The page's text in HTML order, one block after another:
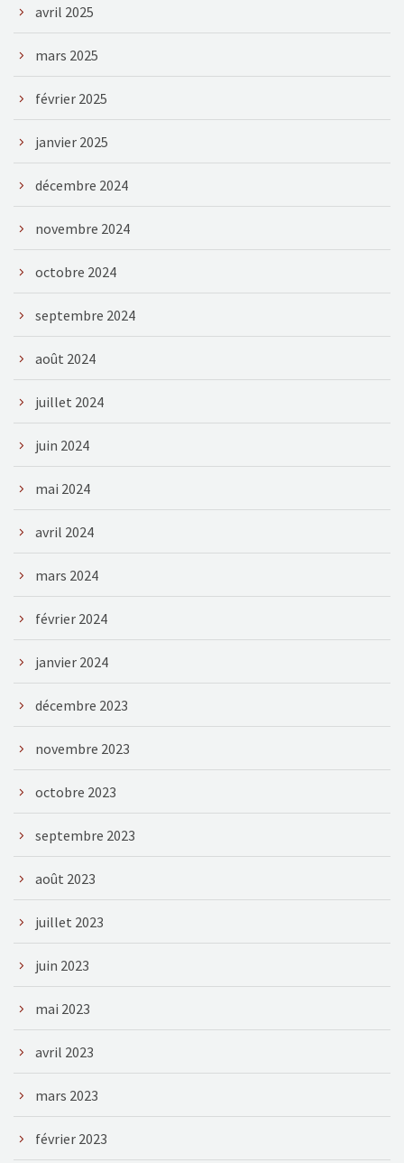
avril 2025
mars 2025
février 2025
janvier 2025
décembre 2024
novembre 2024
octobre 2024
septembre 2024
août 2024
juillet 2024
juin 2024
mai 2024
avril 2024
mars 2024
février 2024
janvier 2024
décembre 2023
novembre 2023
octobre 2023
septembre 2023
août 2023
juillet 2023
juin 2023
mai 2023
avril 2023
mars 2023
février 2023